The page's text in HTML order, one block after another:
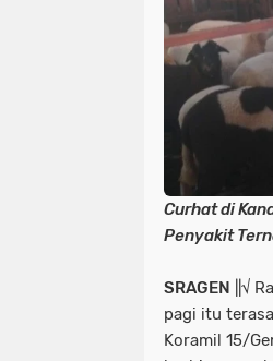
Curhat di
Penyakit
SRAGEN
||√
pagi itu
Koramil 15/